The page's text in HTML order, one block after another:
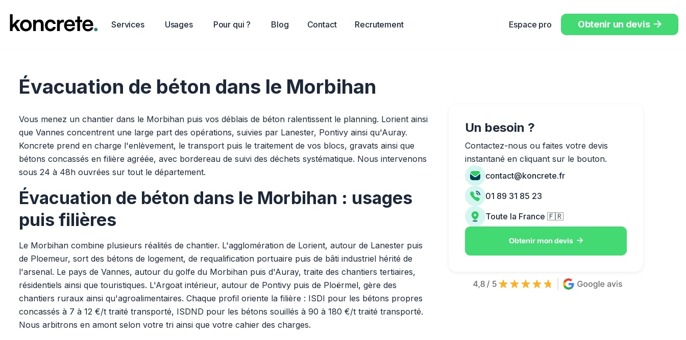
Services Usages Pour qui ? Blog Contact Recrutement Espace pro Obtenir un devis 
Évacuation de béton dans le Morbihan
Vous menez un chantier dans le Morbihan puis vos déblais de béton ralentissent le planning. Lorient ainsi
que Vannes concentrent une large part des opérations, suivies par Lanester, Pontivy ainsi qu'Auray.
Koncrete prend en charge l'enlèvement, le transport puis le traitement de vos blocs, gravats ainsi que
bétons concassés en filière agréée, avec bordereau de suivi des déchets systématique. Nous intervenons
sous 24 à 48h ouvrées sur tout le département.
Évacuation de béton dans le Morbihan : usages
puis filières
Le Morbihan combine plusieurs réalités de chantier. L'agglomération de Lorient, autour de Lanester puis
de Ploemeur, sort des bétons de logement, de requalification portuaire puis de bâti industriel hérité de
l'arsenal. Le pays de Vannes, autour du golfe du Morbihan puis d'Auray, traite des chantiers tertiaires,
résidentiels ainsi que touristiques. L'Argoat intérieur, autour de Pontivy puis de Ploërmel, gère des
chantiers ruraux ainsi qu'agroalimentaires. Chaque profil oriente la filière : ISDI pour les bétons propres
concassés à 7 à 12 €/t traité transporté, ISDND pour les bétons souillés à 90 à 180 €/t traité transporté.
Nous arbitrons en amont selon votre tri ainsi que votre cahier des charges.
Un besoin ?
Contactez-nous ou faites votre devis
instantané en cliquant sur le bouton.
contact@koncrete.fr
01 89 31 85 23
Toute la France 🇫🇷
Obtenir mon devis 